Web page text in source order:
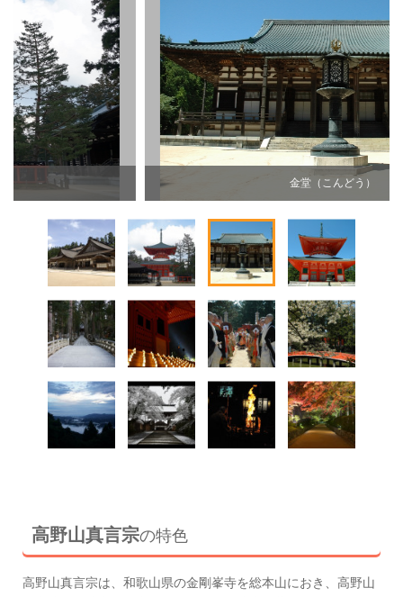
金堂（こんどう）
高野山真言宗の特色
高野山真言宗は、和歌山県の金剛峯寺を総本山におき、高野山